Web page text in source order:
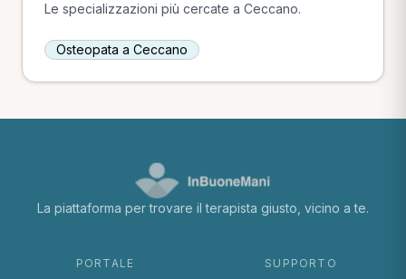
Le specializzazioni più cercate a Ceccano.
Osteopata a Ceccano
La piattaforma per trovare il terapista giusto, vicino a te.
PORTALE SUPPORTO